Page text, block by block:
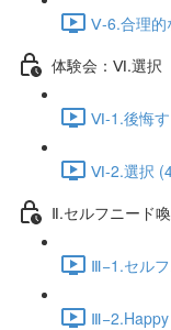
Ⅴ-6.合理的
体験会：Ⅵ.選択
Ⅵ-1.後悔す
Ⅵ-2.選択
Ⅱ.セルフニード
Ⅲ−1.セル